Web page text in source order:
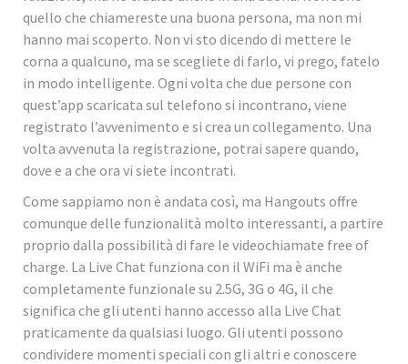
quello che chiamereste una buona persona, ma non mi
hanno mai scoperto. Non vi sto dicendo di mettere le
corna a qualcuno, ma se scegliete di farlo, vi prego, fatelo
in modo intelligente. Ogni volta che due persone con
quest’app scaricata sul telefono si incontrano, viene
registrato l’avvenimento e si crea un collegamento. Una
volta avvenuta la registrazione, potrai sapere quando,
dove e a che ora vi siete incontrati.
Come sappiamo non è andata così, ma Hangouts offre
comunque delle funzionalità molto interessanti, a partire
proprio dalla possibilità di fare le videochiamate free of
charge. La Live Chat funziona con il WiFi ma è anche
completamente funzionale su 2.5G, 3G o 4G, il che
significa che gli utenti hanno accesso alla Live Chat
praticamente da qualsiasi luogo. Gli utenti possono
condividere momenti speciali con gli altri e conoscere